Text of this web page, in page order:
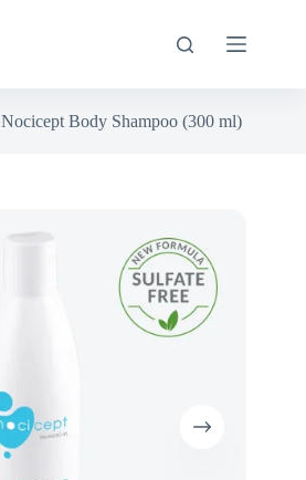
Nocicept Body Shampoo (300 ml)